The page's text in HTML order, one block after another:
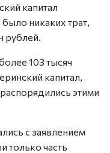
капитал
никаких трат,
рублей.
103 тысяч
капитал,
этими
с заявлением
только часть